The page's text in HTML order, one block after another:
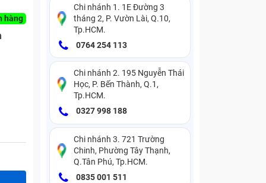
hàng
Chi nhánh 1. 1E Đường 3
tháng 2, P. Vườn Lài, Q.10,
Tp.HCM.
0764 254 113
Chi nhánh 2. 195 Nguyễn Thái
Học, P. Bến Thành, Q.1,
Tp.HCM.
0327 998 188
Chi nhánh 3. 721 Trường
Chinh, Phường Tây Thạnh,
Q.Tân Phú, Tp.HCM.
0835 001 511